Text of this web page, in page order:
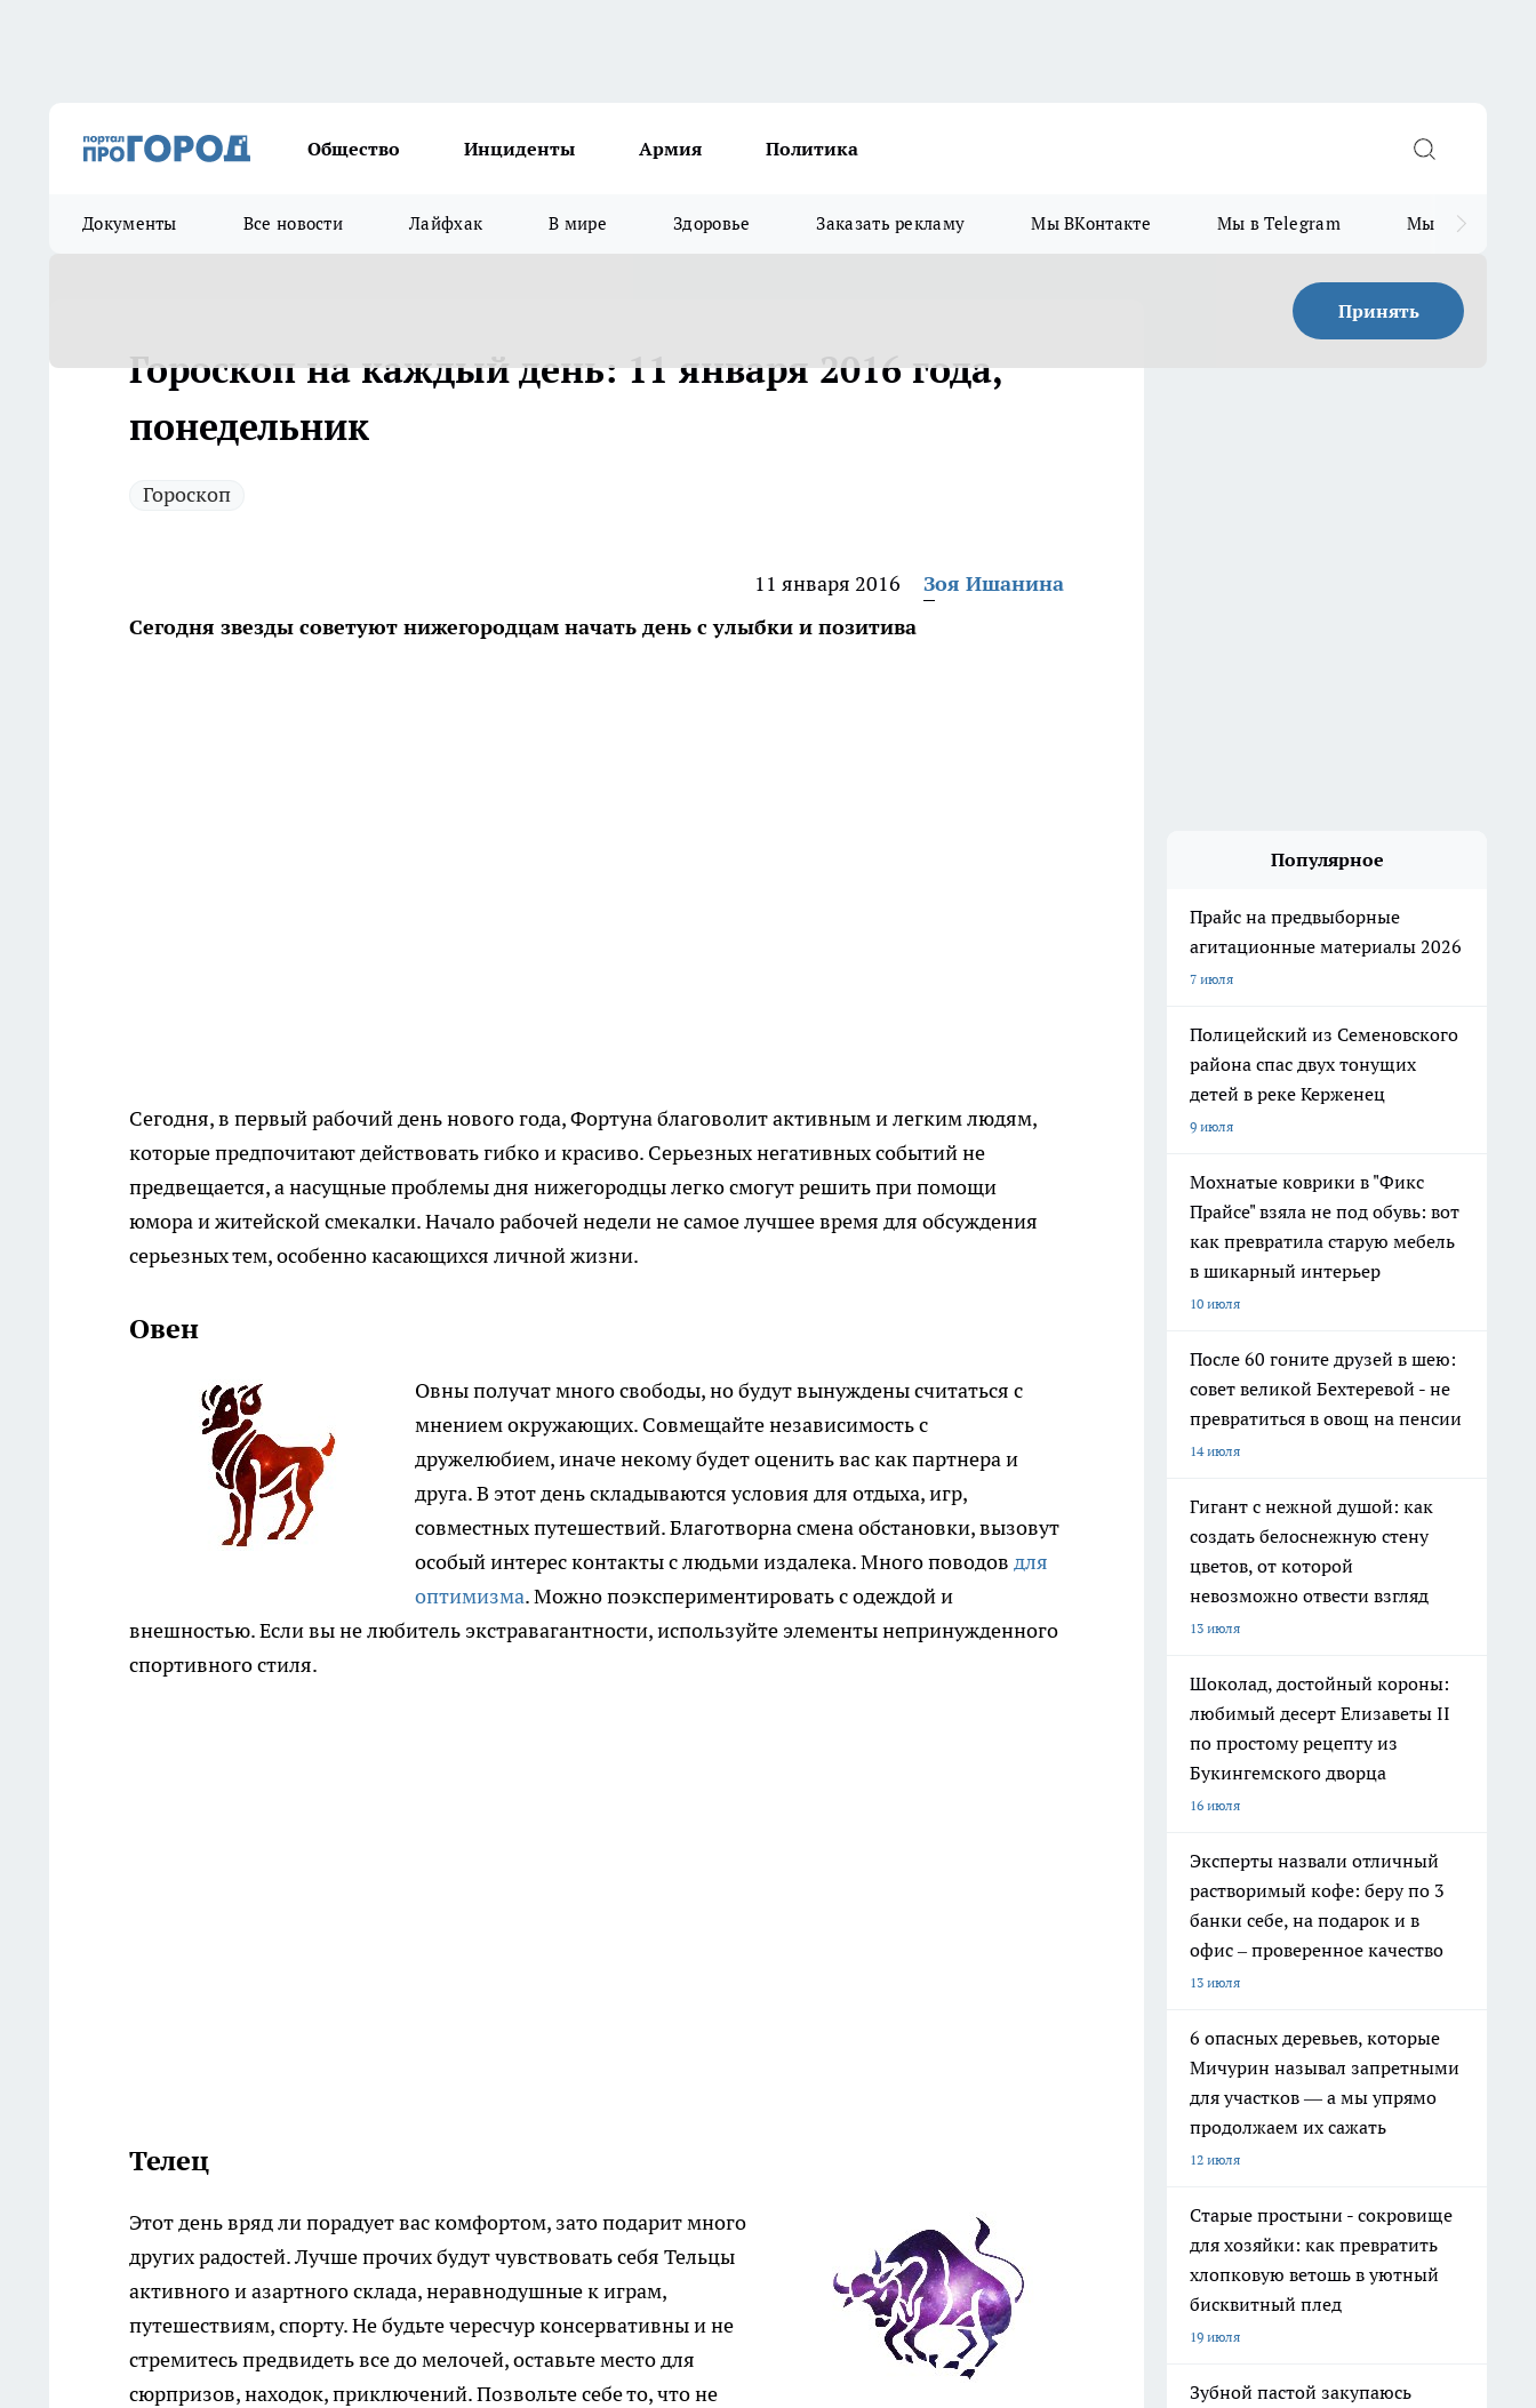
Общество Инциденты Армия Политика
Документы Все новости Лайфхак В мире Здоровье Заказать рекламу Мы ВКонтакте Мы в Telegram Мы в MAX
Принять
Гороскоп на каждый день: 11 января 2016 года,
понедельник
Гороскоп
11 января 2016
Зоя Ишанина
Сегодня звезды советуют нижегородцам начать день с улыбки и позитива
Сегодня, в первый рабочий день нового года, Фортуна благоволит активным и легким людям,
которые предпочитают действовать гибко и красиво. Серьезных негативных событий не
предвещается, а насущные проблемы дня нижегородцы легко смогут решить при помощи
юмора и житейской смекалки. Начало рабочей недели не самое лучшее время для обсуждения
серьезных тем, особенно касающихся личной жизни.
Овен
Овны получат много свободы, но будут вынуждены считаться с
мнением окружающих. Совмещайте независимость с
дружелюбием, иначе некому будет оценить вас как партнера и
друга. В этот день складываются условия для отдыха, игр,
совместных путешествий. Благотворна смена обстановки, вызовут
особый интерес контакты с людьми издалека. Много поводов для
оптимизма. Можно поэкспериментировать с одеждой и
внешностью. Если вы не любитель экстравагантности, используйте элементы непринужденного
спортивного стиля.
Телец
Этот день вряд ли порадует вас комфортом, зато подарит много
других радостей. Лучше прочих будут чувствовать себя Тельцы
активного и азартного склада, неравнодушные к играм,
путешествиям, спорту. Не будьте чересчур консервативны и не
стремитесь предвидеть все до мелочей, оставьте место для
сюрпризов, находок, приключений. Позвольте себе то, что не
Популярное
Прайс на предвыборные
агитационные материалы 2026
7 июля
Полицейский из Семеновского
района спас двух тонущих
детей в реке Керженец
9 июля
Мохнатые коврики в "Фикс
Прайсе" взяла не под обувь: вот
как превратила старую мебель
в шикарный интерьер
10 июля
После 60 гоните друзей в шею:
совет великой Бехтеревой - не
превратиться в овощ на пенсии
14 июля
Гигант с нежной душой: как
создать белоснежную стену
цветов, от которой
невозможно отвести взгляд
13 июля
Шоколад, достойный короны:
любимый десерт Елизаветы II
по простому рецепту из
Букингемского дворца
16 июля
Эксперты назвали отличный
растворимый кофе: беру по 3
банки себе, на подарок и в
офис – проверенное качество
13 июля
6 опасных деревьев, которые
Мичурин называл запретными
для участков — а мы упрямо
продолжаем их сажать
12 июля
Старые простыни - сокровище
для хозяйки: как превратить
хлопковую ветошь в уютный
бисквитный плед
19 июля
Зубной пастой закупаюсь